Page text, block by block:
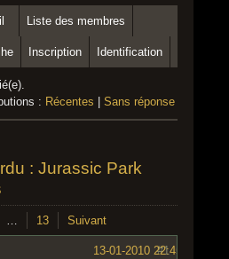
Liste des membres
Inscription Identification
: Récentes Sans réponse
: Jurassic Park
… 13 Suivant
#1
13-01-2010 22:45:17